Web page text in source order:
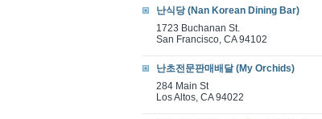
난식당 (Nan Korean Dining Bar)
1723 Buchanan St.
San Francisco, CA 94102
난초전문판매배달 (My Orchids)
284 Main St
Los Altos, CA 94022